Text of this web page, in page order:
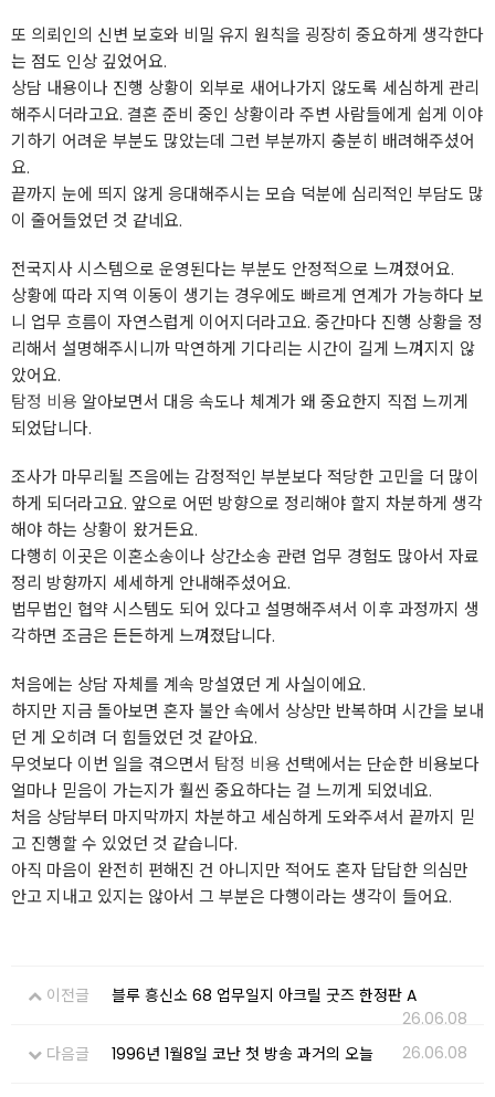
또 의뢰인의 신변 보호와 비밀 유지 원칙을 굉장히 중요하게 생각한다
는 점도 인상 깊었어요.
상담 내용이나 진행 상황이 외부로 새어나가지 않도록 세심하게 관리
해주시더라고요. 결혼 준비 중인 상황이라 주변 사람들에게 쉽게 이야
기하기 어려운 부분도 많았는데 그런 부분까지 충분히 배려해주셨어
요.
끝까지 눈에 띄지 않게 응대해주시는 모습 덕분에 심리적인 부담도 많
이 줄어들었던 것 같네요.
전국지사 시스템으로 운영된다는 부분도 안정적으로 느껴졌어요.
상황에 따라 지역 이동이 생기는 경우에도 빠르게 연계가 가능하다 보
니 업무 흐름이 자연스럽게 이어지더라고요. 중간마다 진행 상황을 정
리해서 설명해주시니까 막연하게 기다리는 시간이 길게 느껴지지 않
았어요.
탐정 비용 알아보면서 대응 속도나 체계가 왜 중요한지 직접 느끼게
되었답니다.
조사가 마무리될 즈음에는 감정적인 부분보다 적당한 고민을 더 많이
하게 되더라고요. 앞으로 어떤 방향으로 정리해야 할지 차분하게 생각
해야 하는 상황이 왔거든요.
다행히 이곳은 이혼소송이나 상간소송 관련 업무 경험도 많아서 자료
정리 방향까지 세세하게 안내해주셨어요.
법무법인 협약 시스템도 되어 있다고 설명해주셔서 이후 과정까지 생
각하면 조금은 든든하게 느껴졌답니다.
처음에는 상담 자체를 계속 망설였던 게 사실이에요.
하지만 지금 돌아보면 혼자 불안 속에서 상상만 반복하며 시간을 보내
던 게 오히려 더 힘들었던 것 같아요.
무엇보다 이번 일을 겪으면서 탐정 비용 선택에서는 단순한 비용보다
얼마나 믿음이 가는지가 훨씬 중요하다는 걸 느끼게 되었네요.
처음 상담부터 마지막까지 차분하고 세심하게 도와주셔서 끝까지 믿
고 진행할 수 있었던 것 같습니다.
아직 마음이 완전히 편해진 건 아니지만 적어도 혼자 답답한 의심만
안고 지내고 있지는 않아서 그 부분은 다행이라는 생각이 들어요.
이전글
블루 흥신소 68 업무일지 아크릴 굿즈 한정판 A
26.06.08
다음글
1996년 1월8일 코난 첫 방송 과거의 오늘 26.06.08